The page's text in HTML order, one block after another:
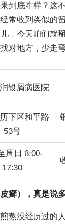
到底咋样？这
常收到类似的
，今天咱们就
对地方，少走
银屑病医院
下区和平路
53号
周日 8:00-
17:30
癣），真是说
熬没经历过的